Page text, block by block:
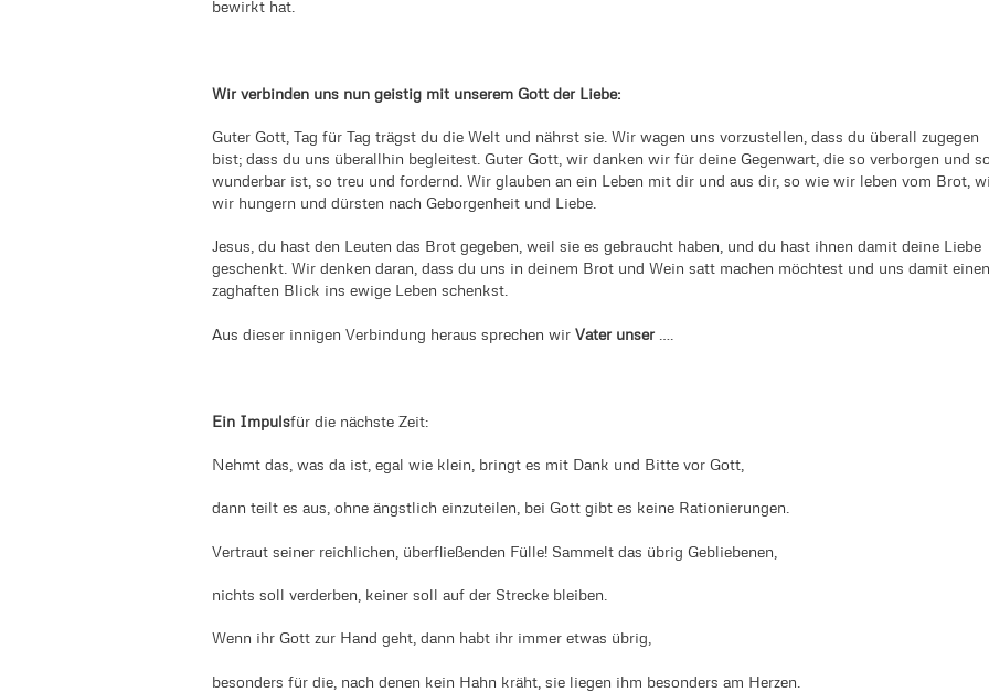
bewirkt hat.
Wir verbinden uns nun geistig mit unserem Gott der Liebe:
Guter Gott, Tag für Tag trägst du die Welt und nährst sie. Wir wagen uns vorzustellen, dass du überall zugegen
bist; dass du uns überallhin begleitest. Guter Gott, wir danken wir für deine Gegenwart, die so verborgen und so
wunderbar ist, so treu und fordernd. Wir glauben an ein Leben mit dir und aus dir, so wie wir leben vom Brot,
wir hungern und dürsten nach Geborgenheit und Liebe.
Jesus, du hast den Leuten das Brot gegeben, weil sie es gebraucht haben, und du hast ihnen damit deine Liebe
geschenkt. Wir denken daran, dass du uns in deinem Brot und Wein satt machen möchtest und uns damit einen
zaghaften Blick ins ewige Leben schenkst.
Aus dieser innigen Verbindung heraus sprechen wir Vater unser
Ein Impulsfür die nächste Zeit:
Nehmt das, was da ist, egal wie klein, bringt es mit Dank und Bitte vor Gott,
dann teilt es aus, ohne ängstlich einzuteilen, bei Gott gibt es keine Rationierungen.
Vertraut seiner reichlichen, überfließenden Fülle! Sammelt das übrig Gebliebenen,
nichts soll verderben, keiner soll auf der Strecke bleiben.
Wenn ihr Gott zur Hand geht, dann habt ihr immer etwas übrig,
besonders für die, nach denen kein Hahn kräht, sie liegen ihm besonders am Herzen.